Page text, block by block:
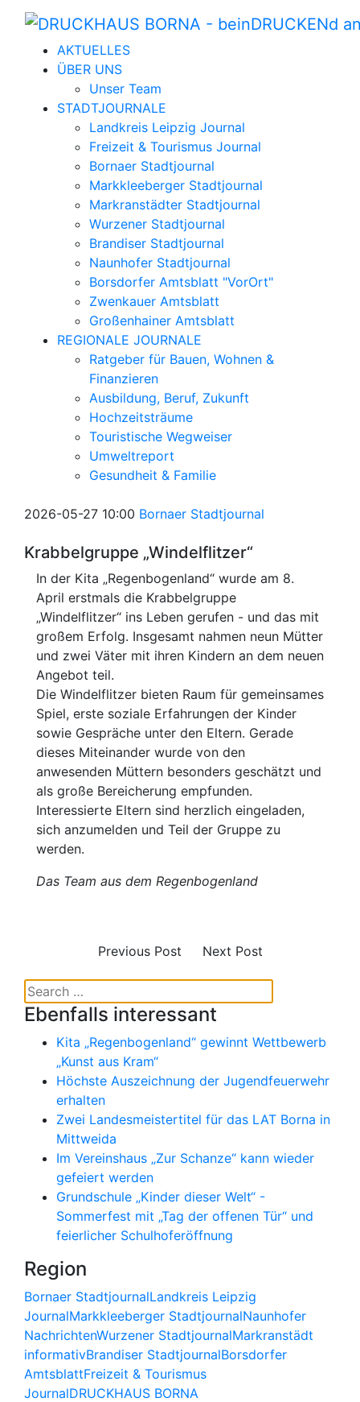
AKTUELLES
ÜBER UNS
Unser Team
STADTJOURNALE
Landkreis Leipzig Journal
Freizeit & Tourismus Journal
Bornaer Stadtjournal
Markkleeberger Stadtjournal
Markranstädter Stadtjournal
Wurzener Stadtjournal
Brandiser Stadtjournal
Naunhofer Stadtjournal
Borsdorfer Amtsblatt "VorOrt"
Zwenkauer Amtsblatt
Großenhainer Amtsblatt
REGIONALE JOURNALE
Ratgeber für Bauen, Wohnen &
Finanzieren
Ausbildung, Beruf, Zukunft
Hochzeitsträume
Touristische Wegweiser
Umweltreport
Gesundheit & Familie
2026-05-27 10:00 Bornaer Stadtjournal
Krabbelgruppe „Windelflitzer“
In der Kita „Regenbogenland“ wurde am 8.
April erstmals die Krabbelgruppe
„Windelflitzer“ ins Leben gerufen - und das mit
großem Erfolg. Insgesamt nahmen neun Mütter
und zwei Väter mit ihren Kindern an dem neuen
Angebot teil.
Die Windelflitzer bieten Raum für gemeinsames
Spiel, erste soziale Erfahrungen der Kinder
sowie Gespräche unter den Eltern. Gerade
dieses Miteinander wurde von den
anwesenden Müttern besonders geschätzt und
als große Bereicherung empfunden.
Interessierte Eltern sind herzlich eingeladen,
sich anzumelden und Teil der Gruppe zu
werden.
Das Team aus dem Regenbogenland
Previous Post Next Post
Ebenfalls interessant
Kita „Regenbogenland“ gewinnt Wettbewerb
„Kunst aus Kram“
Höchste Auszeichnung der Jugendfeuerwehr
erhalten
Zwei Landesmeistertitel für das LAT Borna in
Mittweida
Im Vereinshaus „Zur Schanze“ kann wieder
gefeiert werden
Grundschule „Kinder dieser Welt“ -
Sommerfest mit „Tag der offenen Tür“ und
feierlicher Schulhoferöffnung
Region
Bornaer StadtjournalLandkreis Leipzig
JournalMarkkleeberger StadtjournalNaunhofer
NachrichtenWurzener StadtjournalMarkranstädt
informativBrandiser StadtjournalBorsdorfer
AmtsblattFreizeit & Tourismus
JournalDRUCKHAUS BORNA